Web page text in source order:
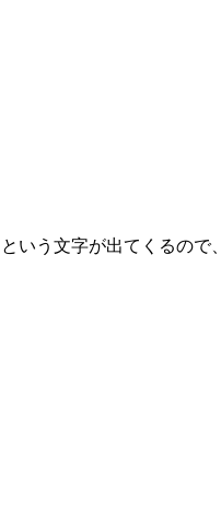
いう文字が出てくるので、